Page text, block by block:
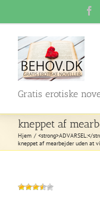
content
Gratis erotiske
kneppet af
Hjem
<strong>ADVARSEL:</
kneppet af mearbejder uden at